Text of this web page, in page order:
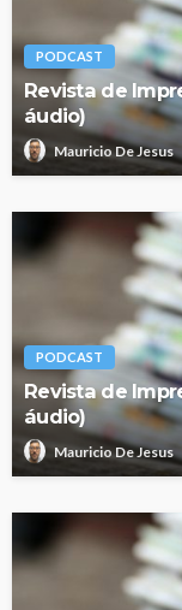
PODCAST
Revista de
áudio)
Mauricio De Jesus
PODCAST
Revista de
áudio)
Mauricio De Jesus